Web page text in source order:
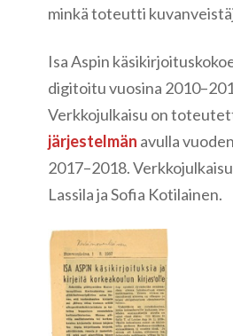
minkä toteutti
Isa Aspin
digitoitu vuosina
Verkkojulkaisu on
järjestelmän avulla
2017–2018.
Lassila ja Sofia Kotilainen.